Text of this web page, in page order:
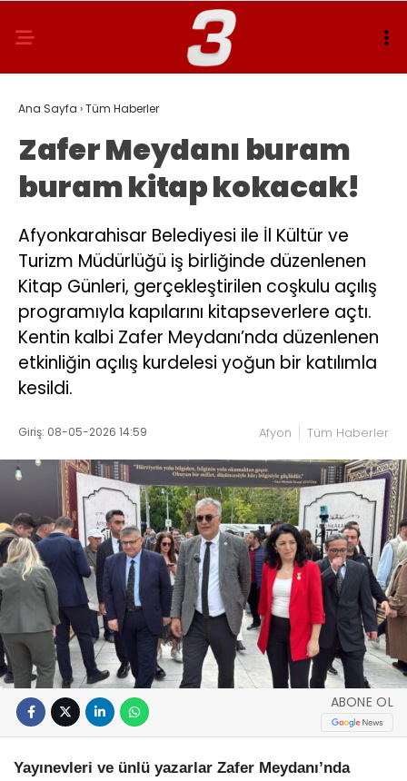
Ana Sayfa ›Tüm Haberler
Zafer Meydanı buram
buram kitap kokacak!
Afyonkarahisar Belediyesi ile İl Kültür ve
Turizm Müdürlüğü iş birliğinde düzenlenen
Kitap Günleri, gerçekleştirilen coşkulu açılış
programıyla kapılarını kitapseverlere açtı.
Kentin kalbi Zafer Meydanı’nda düzenlenen
etkinliğin açılış kurdelesi yoğun bir katılımla
kesildi.
Giriş: 08-05-2026 14:59 Afyon Tüm Haberler
ABONE OL
Yayınevleri ve ünlü yazarlar Zafer Meydanı’nda